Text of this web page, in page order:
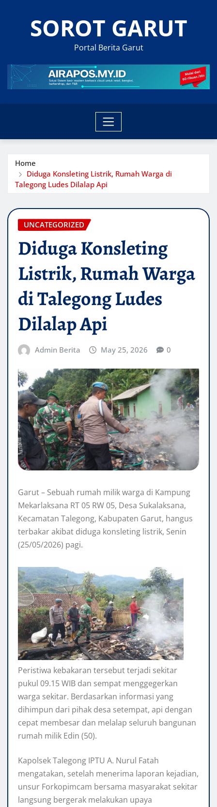
SOROT GARUT
Portal Berita Garut
Home
Diduga Konsleting Listrik, Rumah Warga di
Talegong Ludes Dilalap Api
UNCATEGORIZED
Diduga Konsleting
Listrik, Rumah Warga
di Talegong Ludes
Dilalap Api
Admin Berita May 25, 2026 0
Garut – Sebuah rumah milik warga di Kampung
Mekarlaksana RT 05 RW 05, Desa Sukalaksana,
Kecamatan Talegong, Kabupaten Garut, hangus
terbakar akibat diduga konsleting listrik, Senin
(25/05/2026) pagi.
Peristiwa kebakaran tersebut terjadi sekitar
pukul 09.15 WIB dan sempat menggegerkan
warga sekitar. Berdasarkan informasi yang
dihimpun dari pihak desa setempat, api dengan
cepat membesar dan melalap seluruh bangunan
rumah milik Edin (50).
Kapolsek Talegong IPTU A. Nurul Fatah
mengatakan, setelah menerima laporan kejadian,
unsur Forkopimcam bersama masyarakat sekitar
langsung bergerak melakukan upaya